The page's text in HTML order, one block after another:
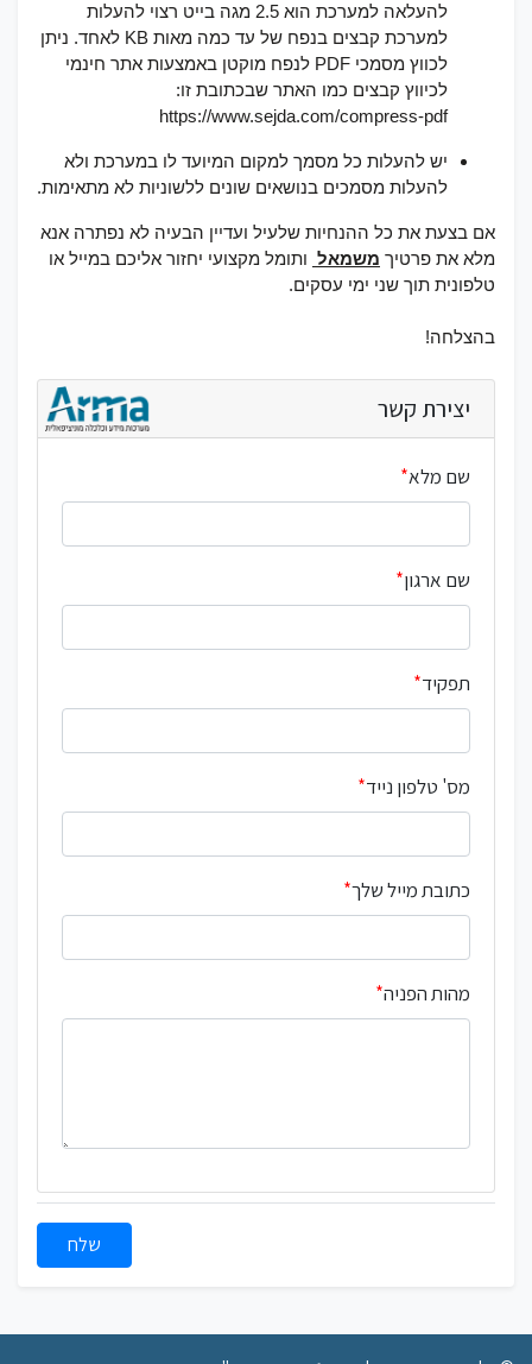
להעלאה למערכת הוא 2.5 מגה בייט רצוי להעלות
למערכת קבצים בנפח של עד כמה מאות KB לאחד. ניתן
לכווץ מסמכי PDF לנפח מוקטן באמצעות אתר חינמי
לכיווץ קבצים כמו האתר שבכתובת זו:
https://www.sejda.com/compress-pdf
יש להעלות כל מסמך למקום המיועד לו במערכת ולא
להעלות מסמכים בנושאים שונים ללשוניות לא מתאימות.
אם בצעת את כל ההנחיות שלעיל ועדיין הבעיה לא נפתרה אנא
מלא את פרטיך משמאל ותומל מקצועי יחזור אליכם במייל או
טלפונית תוך שני ימי עסקים.
בהצלחה!
יצירת קשר
שם מלא
שם ארגון
תפקיד
מס' טלפון נייד
כתובת מייל שלך
מהות הפניה
שלח